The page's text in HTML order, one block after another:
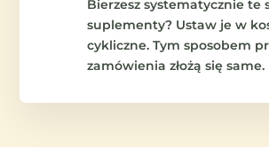
Bierzesz systematycznie te
suplementy? Ustaw je w
cykliczne. Tym sposobem
zamówienia złożą się same.